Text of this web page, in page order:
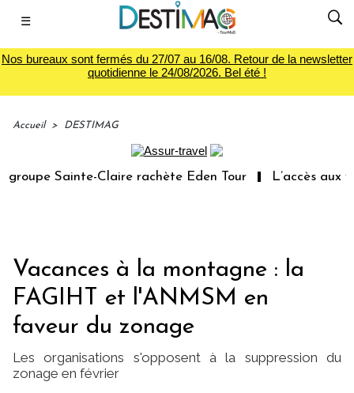
☰
Nos bureaux sont fermés du 27/07 au 16/08. Retour de la newsletter
quotidienne le 24/08/2026. Bel été !
Accueil > DESTIMAG
Sainte-Claire rachète Eden Tour L’accès aux
Vacances à la montagne : la
FAGIHT et l'ANMSM en
faveur du zonage
Les organisations s'opposent à la suppression du
zonage en février